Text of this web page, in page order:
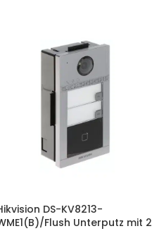
DS-KV8213-
Flush Unterputz mit 2